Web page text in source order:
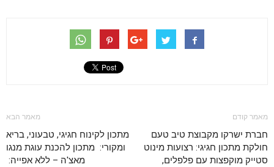
מאמר קודם
חברת ישרקו מקבוצת טיב טעם
חולקת מתכון חגיגי: רצועות מינוט
סטייק מוקפצות עם פלפלים,
מאמר הבא
מתכון לקינוח חגיגי, טבעוני, בריא
ומקורי: מתכון להכנת עוגת מנגו
מאצ'ה – ללא אפייה: